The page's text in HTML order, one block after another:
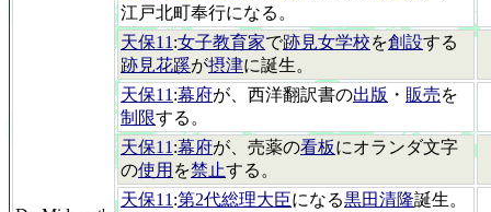
江戸北町奉行になる。
天保11 :女子教育家で跡見女学校を創設する
跡見花蹊が摂津に誕生。
天保11 :幕府が、西洋翻訳書の出版 ・ 販売を
制限する。
天保11 :幕府が、売薬の看板にオランダ文字
の使用 を禁止する。
天保11 :第2代総理大臣になる黒田清隆誕生。